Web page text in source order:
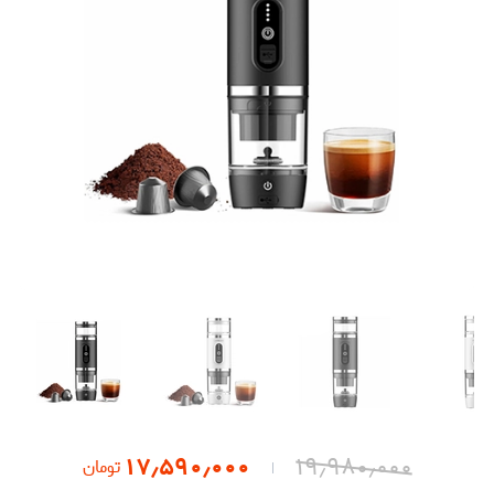
۱۹٫۹۸۰٫۰۰۰ ۱۷٫۵۹۰٫۰۰۰ تومان